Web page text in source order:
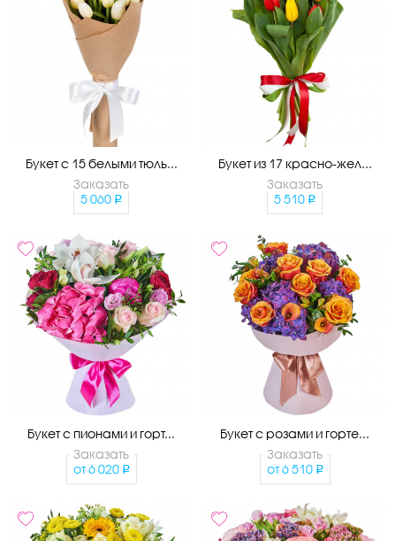
Букет с 15 белыми тюль...
Заказать
5 060
Букет из 17 красно-жел...
Заказать
5 510
Букет с пионами и горт...
Заказать
от 6 020
Букет с розами и горте...
Заказать
от 6 510